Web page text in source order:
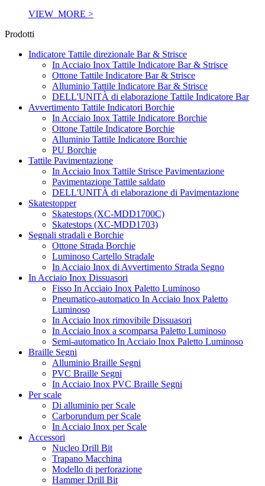
VIEW_MORE >
Prodotti
Indicatore Tattile direzionale Bar & Strisce
In Acciaio Inox Tattile Indicatore Bar & Strisce
Ottone Tattile Indicatore Bar & Strisce
Alluminio Tattile Indicatore Bar & Strisce
DELL'UNITÀ di elaborazione Tattile Indicatore Bar
Avvertimento Tattile Indicatori Borchie
In Acciaio Inox Tattile Indicatore Borchie
Ottone Tattile Indicatore Borchie
Alluminio Tattile Indicatore Borchie
PU Borchie
Tattile Pavimentazione
In Acciaio Inox Tattile Strisce Pavimentazione
Pavimentazione Tattile saldato
DELL'UNITÀ di elaborazione di Pavimentazione
Skatestopper
Skatestops (XC-MDD1700C)
Skatestops (XC-MDD1703)
Segnali stradali e Borchie
Ottone Strada Borchie
Luminoso Cartello Stradale
In Acciaio Inox di Avvertimento Strada Segno
In Acciaio Inox Dissuasori
Fisso In Acciaio Inox Paletto Luminoso
Pneumatico-automatico In Acciaio Inox Paletto
Luminoso
In Acciaio Inox rimovibile Dissuasori
In Acciaio Inox a scomparsa Paletto Luminoso
Semi-automatico In Acciaio Inox Paletto Luminoso
Braille Segni
Alluminio Braille Segni
PVC Braille Segni
In Acciaio Inox PVC Braille Segni
Per scale
Di alluminio per Scale
Carborundum per Scale
In Acciaio Inox per Scale
Accessori
Nucleo Drill Bit
Trapano Macchina
Modello di perforazione
Hammer Drill Bit